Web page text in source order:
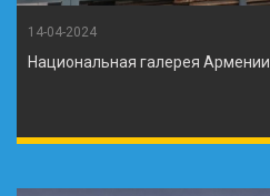
14-04-2024
Национальная галерея Армении